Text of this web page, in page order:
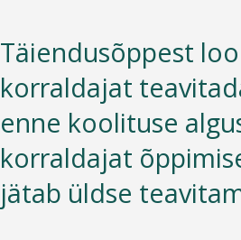
Täiendusõppest
korraldajat
enne koolituse
korraldajat
jätab üldse